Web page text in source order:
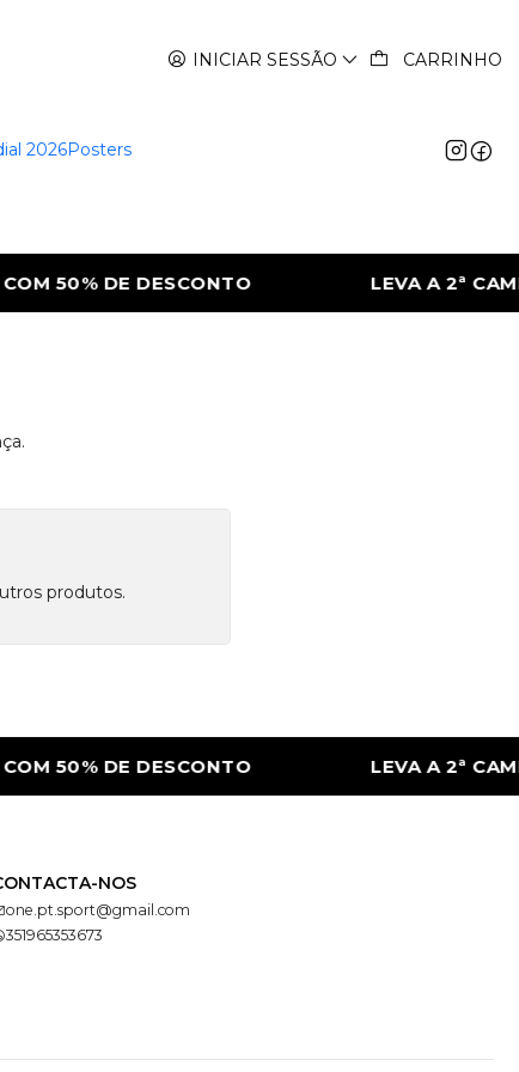
INICIAR SESSÃO CARRINHO
2026Posters
50% DE DESCONTO LEVA A 2ª
produtos.
50% DE DESCONTO LEVA A 2ª
NOS
one.pt.sport@gmail.com
351965353673